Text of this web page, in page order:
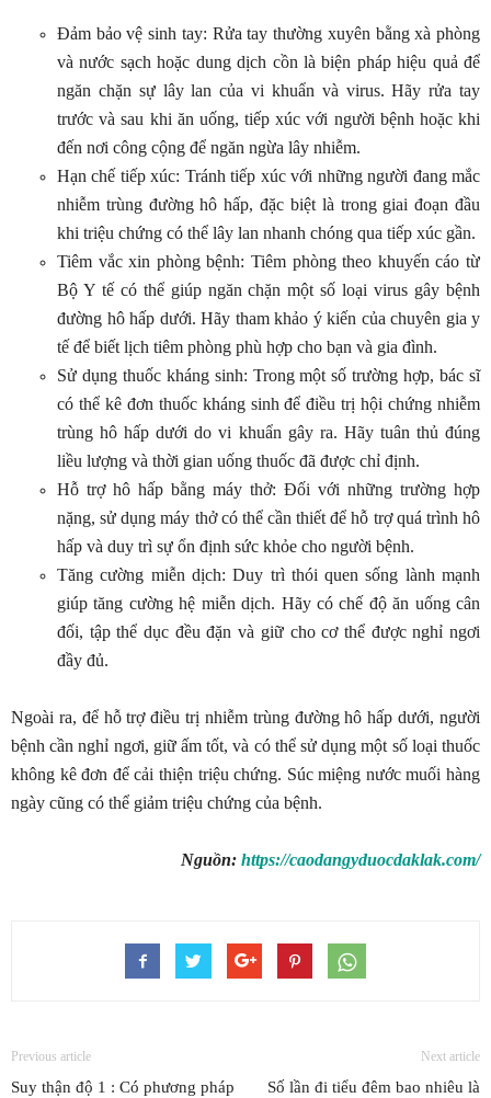
Đảm bảo vệ sinh tay: Rửa tay thường xuyên bằng xà phòng
và nước sạch hoặc dung dịch cồn là biện pháp hiệu quả để
ngăn chặn sự lây lan của vi khuẩn và virus. Hãy rửa tay
trước và sau khi ăn uống, tiếp xúc với người bệnh hoặc khi
đến nơi công cộng để ngăn ngừa lây nhiễm.
Hạn chế tiếp xúc: Tránh tiếp xúc với những người đang mắc
nhiễm trùng đường hô hấp, đặc biệt là trong giai đoạn đầu
khi triệu chứng có thể lây lan nhanh chóng qua tiếp xúc gần.
Tiêm vắc xin phòng bệnh: Tiêm phòng theo khuyến cáo từ
Bộ Y tế có thể giúp ngăn chặn một số loại virus gây bệnh
đường hô hấp dưới. Hãy tham khảo ý kiến của chuyên gia y
tế để biết lịch tiêm phòng phù hợp cho bạn và gia đình.
Sử dụng thuốc kháng sinh: Trong một số trường hợp, bác sĩ
có thể kê đơn thuốc kháng sinh để điều trị hội chứng nhiễm
trùng hô hấp dưới do vi khuẩn gây ra. Hãy tuân thủ đúng
liều lượng và thời gian uống thuốc đã được chỉ định.
Hỗ trợ hô hấp bằng máy thở: Đối với những trường hợp
nặng, sử dụng máy thở có thể cần thiết để hỗ trợ quá trình hô
hấp và duy trì sự ổn định sức khỏe cho người bệnh.
Tăng cường miễn dịch: Duy trì thói quen sống lành mạnh
giúp tăng cường hệ miễn dịch. Hãy có chế độ ăn uống cân
đối, tập thể dục đều đặn và giữ cho cơ thể được nghỉ ngơi
đầy đủ.
Ngoài ra, để hỗ trợ điều trị nhiễm trùng đường hô hấp dưới, người
bệnh cần nghỉ ngơi, giữ ấm tốt, và có thể sử dụng một số loại thuốc
không kê đơn để cải thiện triệu chứng. Súc miệng nước muối hàng
ngày cũng có thể giảm triệu chứng của bệnh.
Nguồn: https://caodangyduocdaklak.com/
Previous article
Suy thận độ 1 : Có phương pháp
Next article
Số lần đi tiểu đêm bao nhiêu là